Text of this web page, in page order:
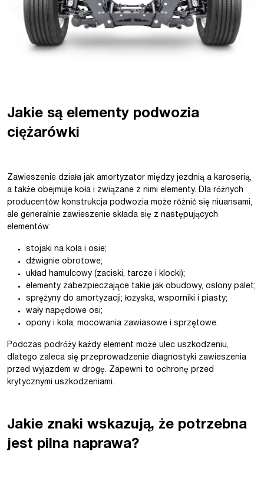
Jakie są elementy podwozia
ciężarówki
Zawieszenie działa jak amortyzator między jezdnią a karoserią,
a także obejmuje koła i związane z nimi elementy. Dla różnych
producentów konstrukcja podwozia może różnić się niuansami,
ale generalnie zawieszenie składa się z następujących
elementów:
stojaki na koła i osie;
dźwignie obrotowe;
układ hamulcowy (zaciski, tarcze i klocki);
elementy zabezpieczające takie jak obudowy, osłony palet;
sprężyny do amortyzacji; łożyska, wsporniki i piasty;
wały napędowe osi;
opony i koła; mocowania zawiasowe i sprzętowe.
Podczas podróży każdy element może ulec uszkodzeniu,
dlatego zaleca się przeprowadzenie diagnostyki zawieszenia
przed wyjazdem w drogę. Zapewni to ochronę przed
krytycznymi uszkodzeniami.
Jakie znaki wskazują, że potrzebna
jest pilna naprawa?